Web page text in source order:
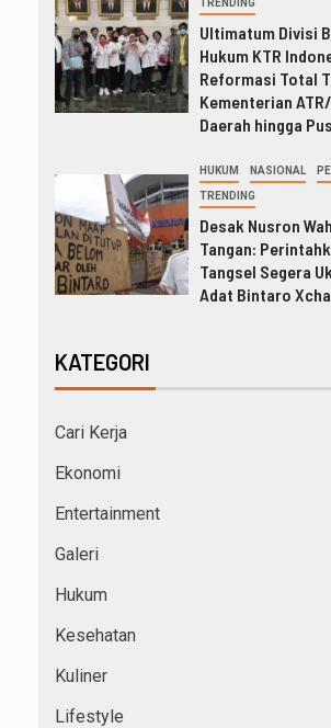
TRENDING
Ultimatum Divisi
Hukum KTR
Reformasi Total
Kementerian
Daerah hingga
HUKUM NASIONAL
TRENDING
Desak Nusron
Tangan:
Tangsel Segera
Adat Bintaro
KATEGORI
Cari Kerja
Ekonomi
Entertainment
Galeri
Hukum
Kesehatan
Kuliner
Lifestyle